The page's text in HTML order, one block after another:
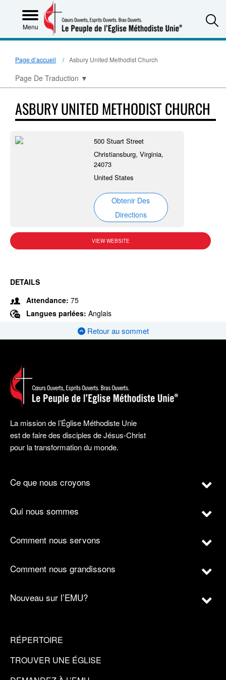
Menu
Page d’accueil Asbury United Methodist Church
Page De Traduction ▼
ASBURY UNITED METHODIST CHURCH
500 Stuart Street
Christiansburg, Virginia,
24073
United States
Obtenir Des
Directions
VIEW WEBSITE
DETAILS
Attendance: 75
Langues parlées: Anglais
Retour au sommet
La mission de l’Église Méthodiste Unie
est de faire des disciples de Jésus-Christ
pour la transformation du monde.
Ce que nous croyons
Qui nous sommes
Comment nous servons
Comment nous grandissons
Nouveau sur l’EMU?
RÉPERTOIRE
TROUVER UNE ÉGLISE